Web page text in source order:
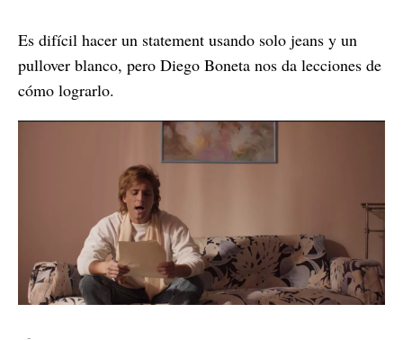
Es difícil hacer un statement usando solo jeans y un
pullover blanco, pero Diego Boneta nos da lecciones de
cómo lograrlo.